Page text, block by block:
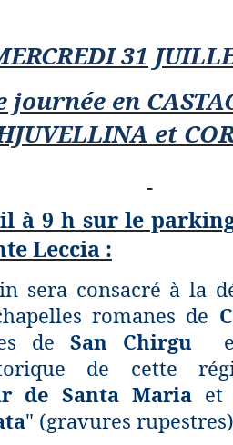
31
journée en
et
à 9 h sur le
Leccia :
sera consacré à la
romanes de
deSan Chirgu
de cette
de Santa Maria et
" (gravures